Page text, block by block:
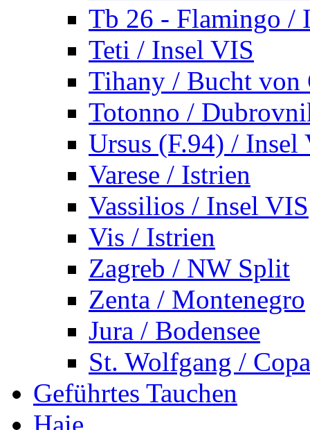
Tb 26 - Flamingo /
Teti / Insel VIS
Tihany / Bucht von
Totonno /
Ursus (F.94) / Insel
Varese / Istrien
Vassilios / Insel VIS
Vis / Istrien
Zagreb / NW Split
Zenta / Montenegro
Jura / Bodensee
St. Wolfgang /
Geführtes Tauchen
Haie